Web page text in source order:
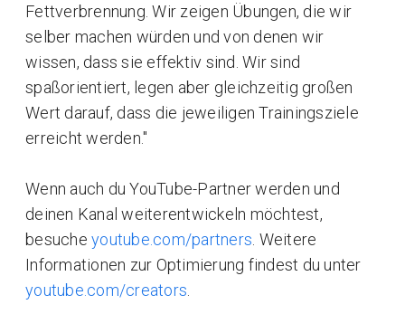
Fettverbrennung. Wir zeigen Übungen, die wir
selber machen würden und von denen wir
wissen, dass sie effektiv sind. Wir sind
spaßorientiert, legen aber gleichzeitig großen
Wert darauf, dass die jeweiligen Trainingsziele
erreicht werden."
Wenn auch du YouTube-Partner werden und
deinen Kanal weiterentwickeln möchtest,
besuche youtube.com/partners . Weitere
Informationen zur Optimierung findest du unter
youtube.com/creators